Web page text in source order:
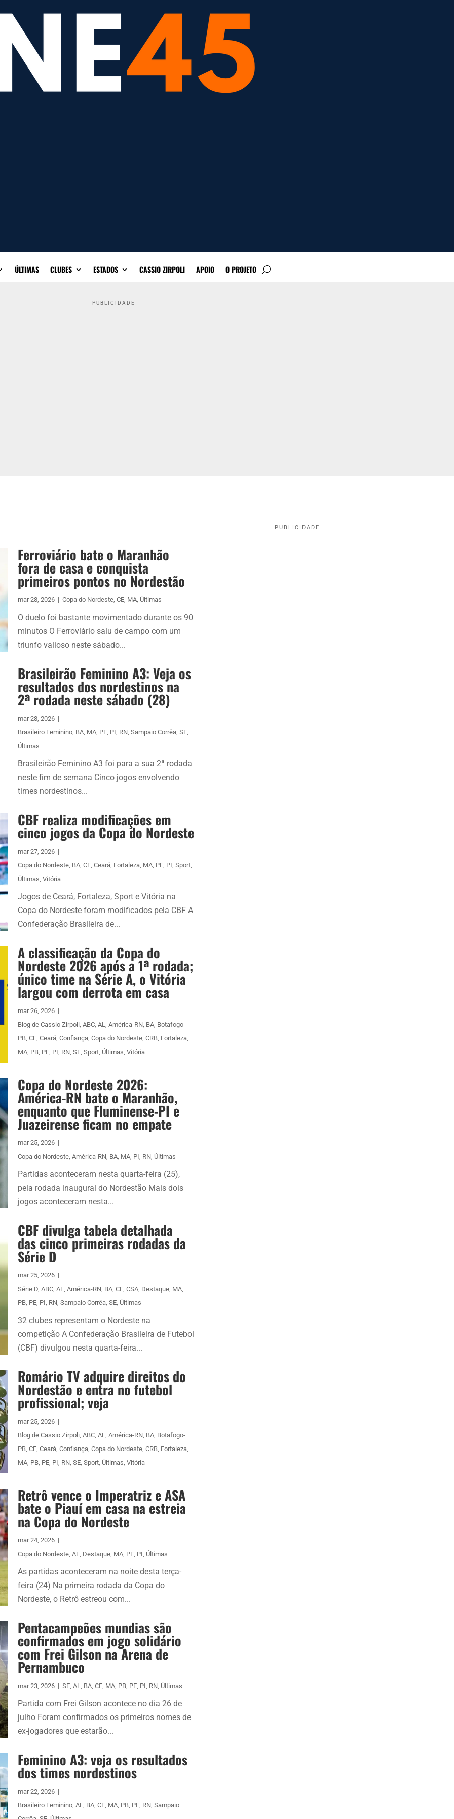
ÚLTIMAS CLUBES ESTADOS CASSIO ZIRPOLI APOIO O PROJETO
PUBLICIDADE
Ferroviário bate o Maranhão
fora de casa e conquista
primeiros pontos no Nordestão
mar 28, 2026 | Copa do Nordeste, CE, MA, Últimas
O duelo foi bastante movimentado durante os 90
minutos O Ferroviário saiu de campo com um
triunfo valioso neste sábado...
Brasileirão Feminino A3: Veja os
resultados dos nordestinos na
2ª rodada neste sábado (28)
mar 28, 2026 |
Brasileiro Feminino, BA, MA, PE, PI, RN, Sampaio Corrêa, SE,
Últimas
Brasileirão Feminino A3 foi para a sua 2ª rodada
neste fim de semana Cinco jogos envolvendo
times nordestinos...
CBF realiza modificações em
cinco jogos da Copa do Nordeste
mar 27, 2026 |
Copa do Nordeste, BA, CE, Ceará, Fortaleza, MA, PE, PI, Sport,
Últimas, Vitória
Jogos de Ceará, Fortaleza, Sport e Vitória na
Copa do Nordeste foram modificados pela CBF A
Confederação Brasileira de...
A classificação da Copa do
Nordeste 2026 após a 1ª rodada;
único time na Série A, o Vitória
largou com derrota em casa
mar 26, 2026 |
Blog de Cassio Zirpoli, ABC, AL, América-RN, BA, Botafogo-
PB, CE, Ceará, Confiança, Copa do Nordeste, CRB, Fortaleza,
MA, PB, PE, PI, RN, SE, Sport, Últimas, Vitória
Copa do Nordeste 2026:
América-RN bate o Maranhão,
enquanto que Fluminense-PI e
Juazeirense ficam no empate
mar 25, 2026 |
Copa do Nordeste, América-RN, BA, MA, PI, RN, Últimas
Partidas aconteceram nesta quarta-feira (25),
pela rodada inaugural do Nordestão Mais dois
jogos aconteceram nesta...
CBF divulga tabela detalhada
das cinco primeiras rodadas da
Série D
mar 25, 2026 |
Série D, ABC, AL, América-RN, BA, CE, CSA, Destaque, MA,
PB, PE, PI, RN, Sampaio Corrêa, SE, Últimas
32 clubes representam o Nordeste na
competição A Confederação Brasileira de Futebol
(CBF) divulgou nesta quarta-feira...
Romário TV adquire direitos do
Nordestão e entra no futebol
profissional; veja
mar 25, 2026 |
Blog de Cassio Zirpoli, ABC, AL, América-RN, BA, Botafogo-
PB, CE, Ceará, Confiança, Copa do Nordeste, CRB, Fortaleza,
MA, PB, PE, PI, RN, SE, Sport, Últimas, Vitória
Retrô vence o Imperatriz e ASA
bate o Piauí em casa na estreia
na Copa do Nordeste
mar 24, 2026 |
Copa do Nordeste, AL, Destaque, MA, PE, PI, Últimas
As partidas aconteceram na noite desta terça-
feira (24) Na primeira rodada da Copa do
Nordeste, o Retrô estreou com...
Pentacampeões mundias são
confirmados em jogo solidário
com Frei Gilson na Arena de
Pernambuco
mar 23, 2026 | SE, AL, BA, CE, MA, PB, PE, PI, RN, Últimas
Partida com Frei Gilson acontece no dia 26 de
julho Foram confirmados os primeiros nomes de
ex-jogadores que estarão...
Feminino A3: veja os resultados
dos times nordestinos
mar 22, 2026 |
Brasileiro Feminino, AL, BA, CE, MA, PB, PE, RN, Sampaio
PUBLICIDADE